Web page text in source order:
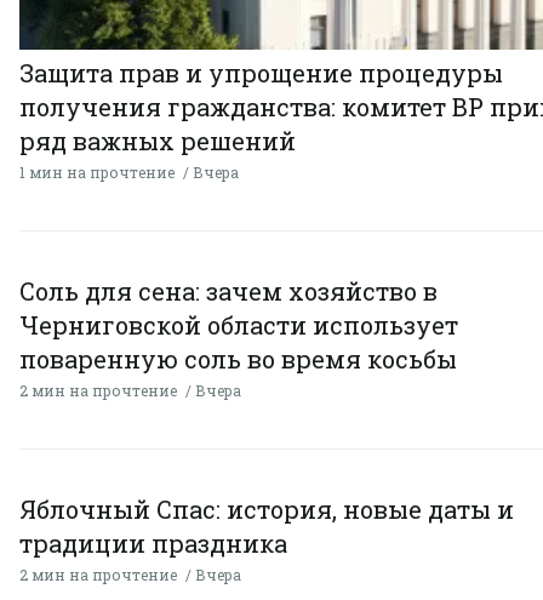
Защита прав и упрощение процедуры
получения гражданства: комитет ВР
ряд важных решений
1 мин на прочтение Вчера
Соль для сена: зачем хозяйство в
Черниговской области использует
поваренную соль во время косьбы
2 мин на прочтение Вчера
Яблочный Спас: история, новые даты и
традиции праздника
2 мин на прочтение Вчера